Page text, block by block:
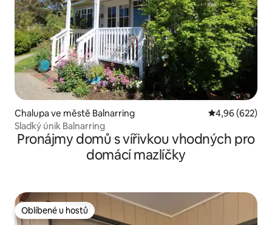
Chalupa ve městě Balnarring Průměrné
4,96 (622)
Sladký únik Balnarring
Pronájmy domů s vířivkou vhodných pro
domácí mazlíčky
Oblíbené u hostů
Oblíbené u hostů